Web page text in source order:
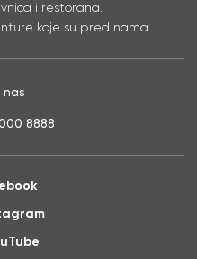
i restorana.
koje su pred nama.
nas
8888